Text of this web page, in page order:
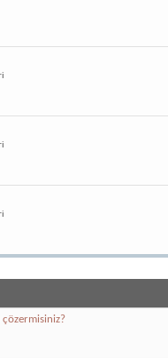
çözermisiniz?